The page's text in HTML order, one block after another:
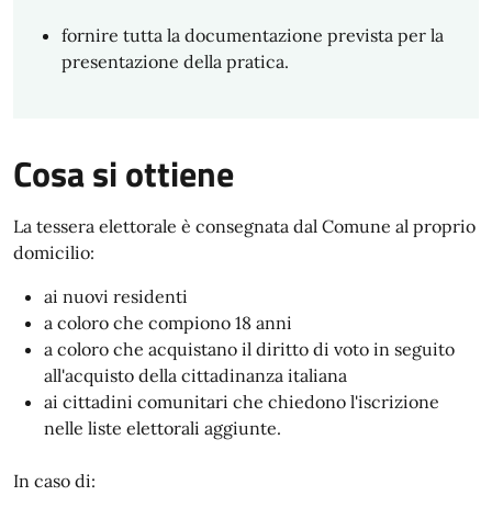
fornire tutta la documentazione prevista per la
presentazione della pratica.
Cosa si ottiene
La tessera elettorale è consegnata dal Comune al proprio
domicilio:
ai nuovi residenti
a coloro che compiono 18 anni
a coloro che acquistano il diritto di voto in seguito
all'acquisto della cittadinanza italiana
ai cittadini comunitari che chiedono l'iscrizione
nelle liste elettorali aggiunte.
In caso di: